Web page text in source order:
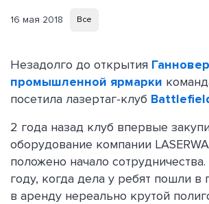
16 мая 2018 Все
Незадолго до открытия
промышленной ярмарки
посетила лазертаг-клуб
2 года назад клуб впервые
оборудование компании
положено начало
году, когда дела у ребят пошли в
в аренду нереально крутой